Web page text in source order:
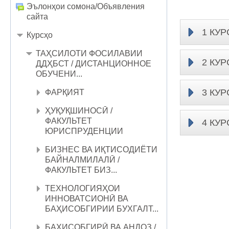
1
2
3
4
Эълонҳои сомона/Объявления
сайта
Курсҳо
ТАҲСИЛОТИ ФОСИЛАВИИ
ДДҲБСТ / ДИСТАНЦИОННОЕ
ОБУЧЕНИ...
ФАРҚИЯТ
ҲУҚУҚШИНОСӢ /
ФАКУЛЬТЕТ
ЮРИСПРУДЕНЦИИ
БИЗНЕС ВА ИҚТИСОДИЁТИ
БАЙНАЛМИЛАЛӢ /
ФАКУЛЬТЕТ БИЗ...
ТЕХНОЛОГИЯҲОИ
ИННОВАТСИОНӢ ВА
БАҲИСОБГИРИИ БУХГАЛТ...
БАҲИСОБГИРӢ ВА АНДОЗ /